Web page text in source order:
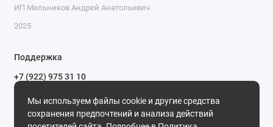
Мы используем файлы cookie и другие средства
сохранения предпочтений и анализа действий
ИП Мельников Андрей Анатольевич
2025
Поддержка
+7 (922) 975 31 10
+7 (909) 144 34 47
пн-пт с 9-00 до 18-00 часов,
сб с 10-00 до 15-00 часов,